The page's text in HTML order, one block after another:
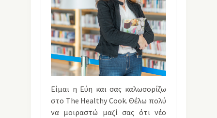
Είμαι η Εύη και σας καλωσορίζω
στο The Healthy Cook. Θέλω πολύ
να μοιραστώ μαζί σας ότι νέο